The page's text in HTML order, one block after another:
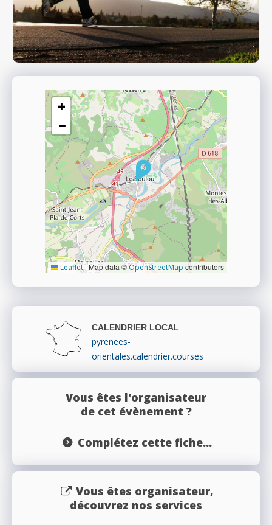
+
−
Leaflet|Map data ©OpenStreetMap contributors
CALENDRIER LOCAL
pyrenees-
orientales.calendrier.courses
Vous êtes l'organisateur
de cet évènement ?
Complétez cette fiche...
Vous êtes organisateur,
découvrez nos services